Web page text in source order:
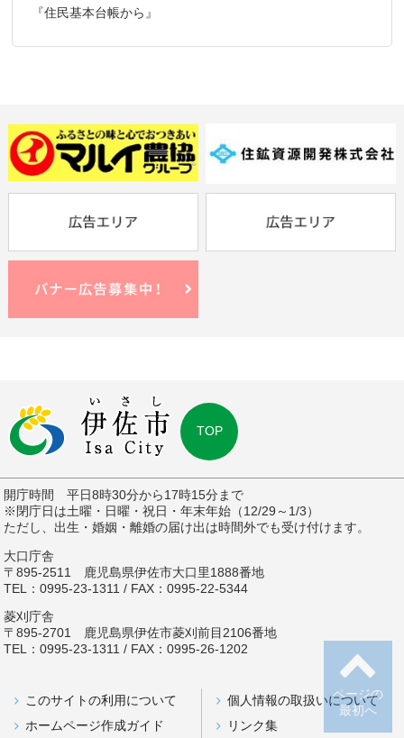
『住民基本台帳から』
ページの
最初へ
TOP
開庁時間 平日8時30分から17時15分まで
※閉庁日は土曜・日曜・祝日・年末年始（12/29～1/3）
ただし、出生・婚姻・離婚の届け出は時間外でも受け付けます。
大口庁舎
〒895-2511 鹿児島県伊佐市大口里1888番地
TEL：0995-23-1311 / FAX：0995-22-5344
菱刈庁舎
〒895-2701 鹿児島県伊佐市菱刈前目2106番地
TEL：0995-23-1311 / FAX：0995-26-1202
このサイトの利用について
個人情報の取扱いについて
ホームページ作成ガイド
リンク集